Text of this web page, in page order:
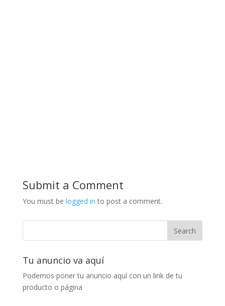
Submit a Comment
You must be logged in to post a comment.
Tu anuncio va aquí
Podemos poner tu anuncio aquí con un link de tu
producto o página